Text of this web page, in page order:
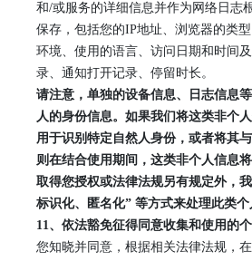
和/或服务的详细信息并作为网络日志
保存，包括您的IP地址、浏览器的类
环境、使用的语言、访问日期和时间
录、通知打开记录、停留时长。
请注意，单独的设备信息、日志信息
人的身份信息。如果我们将这类非个
用于识别特定自然人身份，或者将其
则在结合使用期间，这类非个人信息
取得您授权或法律法规另有规定外，
标识化、匿名化” 等方式来处理此类个
11、 依法豁免征得同意收集和使用的
您知晓并同意，根据相关法律法规，